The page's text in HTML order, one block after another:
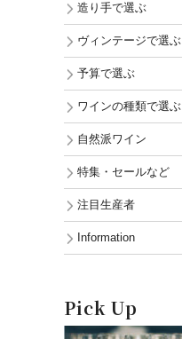
造り手で選ぶ
ヴィンテージで選ぶ
予算で選ぶ
ワインの種類で選ぶ
自然派ワイン
特集・セールなど
注目生産者
Information
Pick Up